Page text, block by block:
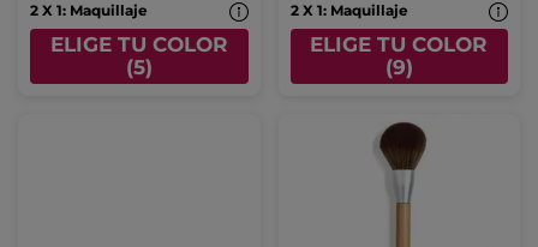
2 X 1: Maquillaje
ELIGE TU COLOR
(5)
2 X 1: Maquillaje
ELIGE TU COLOR
(9)